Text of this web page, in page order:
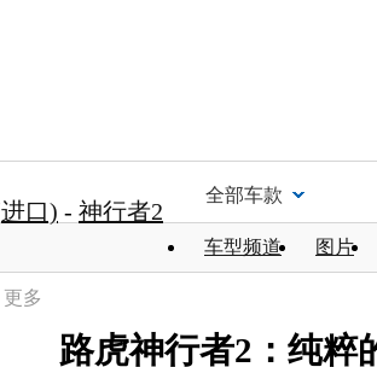
口) - 神行者2
全部车款
车型频道 图片
更多
路虎神行者2：纯粹